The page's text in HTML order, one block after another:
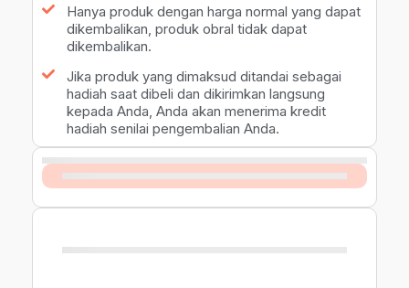
Hanya produk dengan harga normal yang dapat
dikembalikan, produk obral tidak dapat
dikembalikan.
Jika produk yang dimaksud ditandai sebagai
hadiah saat dibeli dan dikirimkan langsung
kepada Anda, Anda akan menerima kredit
hadiah senilai pengembalian Anda.